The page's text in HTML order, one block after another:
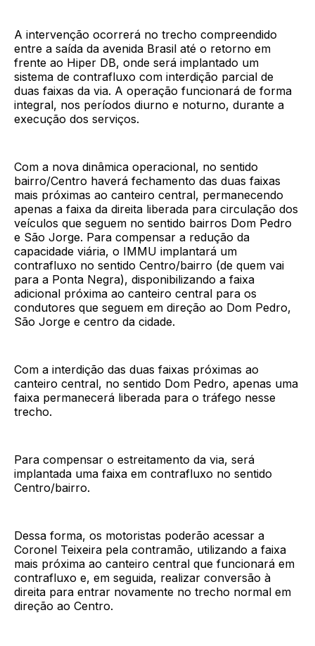
A intervenção ocorrerá no trecho compreendido
entre a saída da avenida Brasil até o retorno em
frente ao Hiper DB, onde será implantado um
sistema de contrafluxo com interdição parcial de
duas faixas da via. A operação funcionará de forma
integral, nos períodos diurno e noturno, durante a
execução dos serviços.
Com a nova dinâmica operacional, no sentido
bairro/Centro haverá fechamento das duas faixas
mais próximas ao canteiro central, permanecendo
apenas a faixa da direita liberada para circulação dos
veículos que seguem no sentido bairros Dom Pedro
e São Jorge. Para compensar a redução da
capacidade viária, o IMMU implantará um
contrafluxo no sentido Centro/bairro (de quem vai
para a Ponta Negra), disponibilizando a faixa
adicional próxima ao canteiro central para os
condutores que seguem em direção ao Dom Pedro,
São Jorge e centro da cidade.
Com a interdição das duas faixas próximas ao
canteiro central, no sentido Dom Pedro, apenas uma
faixa permanecerá liberada para o tráfego nesse
trecho.
Para compensar o estreitamento da via, será
implantada uma faixa em contrafluxo no sentido
Centro/bairro.
Dessa forma, os motoristas poderão acessar a
Coronel Teixeira pela contramão, utilizando a faixa
mais próxima ao canteiro central que funcionará em
contrafluxo e, em seguida, realizar conversão à
direita para entrar novamente no trecho normal em
direção ao Centro.